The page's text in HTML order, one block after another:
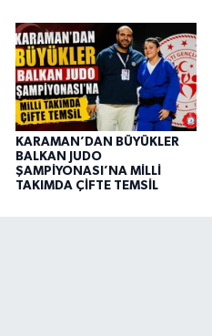
KARAMAN’DAN BÜYÜKLER
BALKAN JUDO
ŞAMPİYONASI’NA MİLLİ
TAKIMDA ÇİFTE TEMSİL